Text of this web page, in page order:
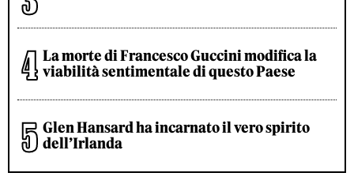
La morte di Francesco Guccini modifica la
viabilità sentimentale di questo Paese
Glen Hansard ha incarnato il vero spirito
dell’Irlanda